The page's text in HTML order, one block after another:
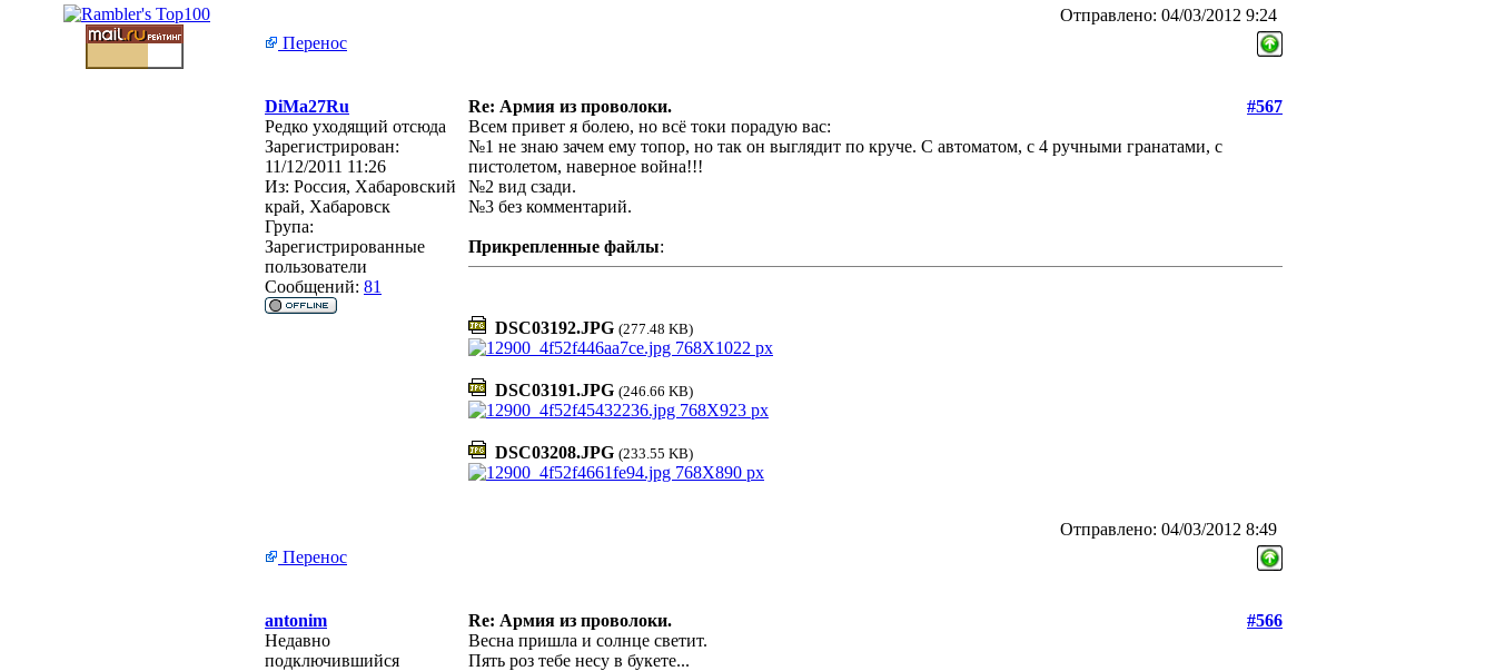
Отправлено: 04/03/2012 9:24
Перенос
DiMa27Ru Re: Армия из проволоки.
#567
Редко уходящий отсюда
Зарегистрирован:
11/12/2011 11:26
Из: Россия, Хабаровский
край, Хабаровск
Група:
Зарегистрированные
пользователи
Сообщений: 81
Всем привет я болею, но всё токи порадую вас:
№1 не знаю зачем ему топор, но так он выглядит по круче. С автоматом, с 4 ручными гранатами, с
пистолетом, наверное война!!!
№2 вид сзади.
№3 без комментарий.
Прикрепленные файлы:
DSC03192.JPG (277.48 KB)
DSC03191.JPG (246.66 KB)
DSC03208.JPG (233.55 KB)
Отправлено: 04/03/2012 8:49
Перенос
antonim Re: Армия из проволоки.
#566
Недавно
подключившийся
Весна пришла и солнце светит.
Пять роз тебе несу в букете...